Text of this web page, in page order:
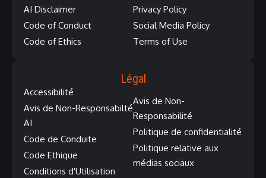
AI Disclaimer
Code of Conduct
Code of Ethics
Privacy Policy
Social Media Policy
Terms of Use
Légal
Accessibilité
Avis de Non-Responsabilté
AI
Code de Conduite
Code Ethique
Conditions d'Utilisation
Avis de Non-
Responsabilité
Politique de confidentialité
Politique relative aux
médias sociaux